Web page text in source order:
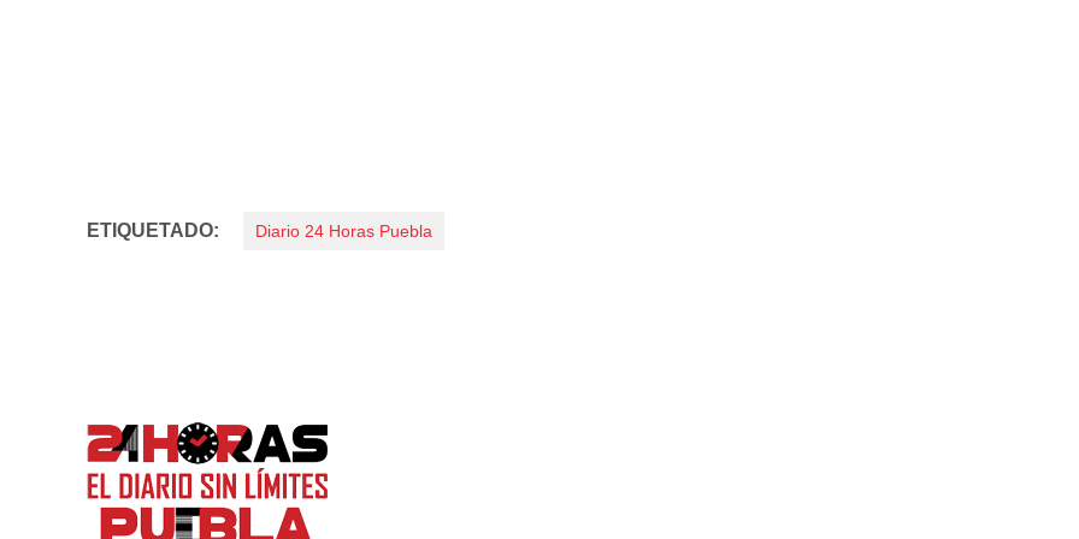
ETIQUETADO: Diario 24 Horas Puebla